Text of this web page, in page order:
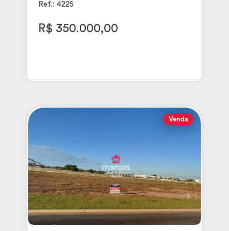
Ref.: 4225
R$ 350.000,00
Venda